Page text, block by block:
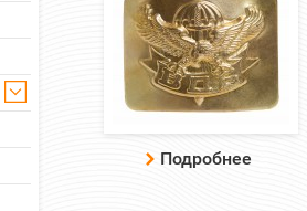
Подробнее